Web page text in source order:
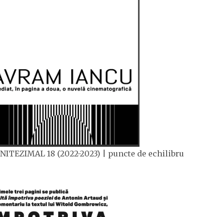
18 (2022-2023) | puncte de echilibru